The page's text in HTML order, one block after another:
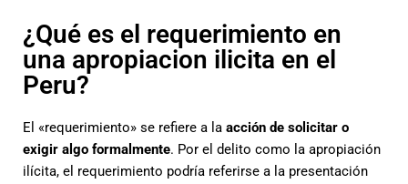
¿Qué es el requerimiento en
una apropiacion ilicita en el
Peru?
El «requerimiento» se refiere a la acción de solicitar o
exigir algo formalmente. Por el delito como la apropiación
ilícita, el requerimiento podría referirse a la presentación